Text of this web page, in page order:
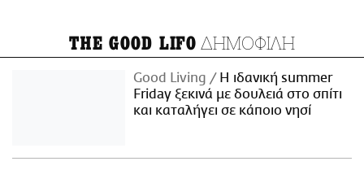
THE GOOD LIFO ΔΗΜΟΦΙΛΗ
Good Living
Η ιδανική summer
Friday ξεκινά με δουλειά στο σπίτι
και καταλήγει σε κάποιο νησί